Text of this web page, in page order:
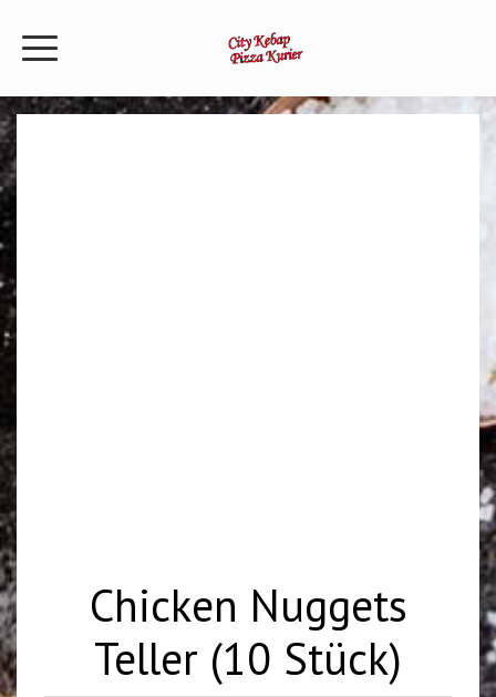
Chicken Nuggets
Teller (10 Stück)